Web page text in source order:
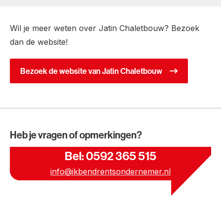
Wil je meer weten over Jatin Chaletbouw? Bezoek
dan de website!
Bezoek de website van Jatin Chaletbouw
Heb je vragen of opmerkingen?
Bel: 0592 365 515
info@ikbendrentsondernemer.nl